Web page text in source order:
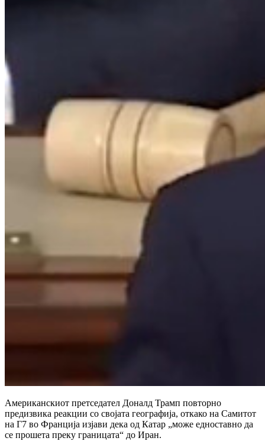
Американскиот претседател Доналд Трамп повторно
предизвика реакции со својата географија, откако на Самитот
на Г7 во Франција изјави дека од Катар „може едноставно да
се прошета преку границата“ до Иран.